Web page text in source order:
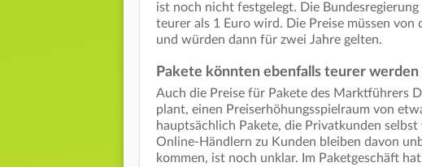
ist noch nicht festgelegt. Die
teurer als 1 Euro wird. Die Preise müssen
und würden dann für zwei Jahre gelten.
Pakete könnten ebenfalls teurer werden
Auch die Preise für Pakete des Marktführers
plant, einen Preiserhöhungsspielraum von
hauptsächlich Pakete, die Privatkunden
Online-Händlern zu Kunden bleiben davon
kommen, ist noch unklar. Im Paketgeschäft